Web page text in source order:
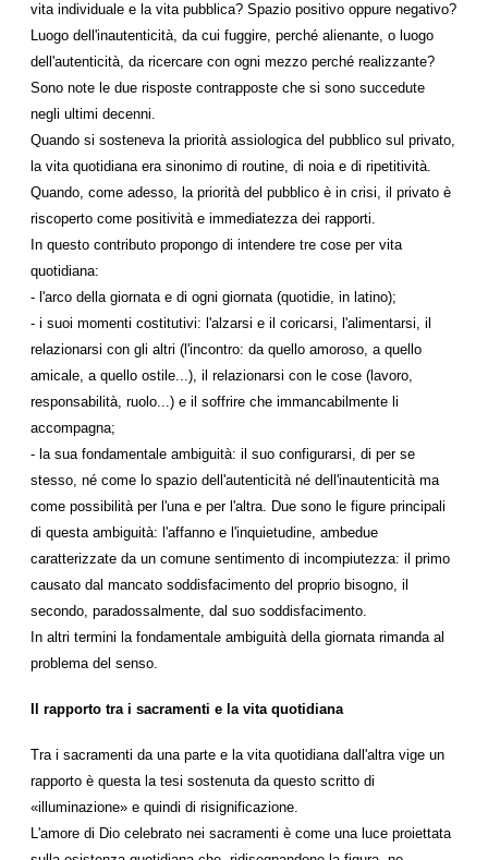
vita individuale e la vita pubblica? Spazio positivo oppure negativo?
Luogo dell'inautenticità, da cui fuggire, perché alienante, o luogo
dell'autenticità, da ricercare con ogni mezzo perché realizzante?
Sono note le due risposte contrapposte che si sono succedute
negli ultimi decenni.
Quando si sosteneva la priorità assiologica del pubblico sul privato,
la vita quotidiana era sinonimo di routine, di noia e di ripetitività.
Quando, come adesso, la priorità del pubblico è in crisi, il privato è
riscoperto come positività e immediatezza dei rapporti.
In questo contributo propongo di intendere tre cose per vita
quotidiana:
- l'arco della giornata e di ogni giornata (quotidie, in latino);
- i suoi momenti costitutivi: l'alzarsi e il coricarsi, l'alimentarsi, il
relazionarsi con gli altri (l'incontro: da quello amoroso, a quello
amicale, a quello ostile...), il relazionarsi con le cose (lavoro,
responsabilità, ruolo...) e il soffrire che immancabilmente li
accompagna;
- la sua fondamentale ambiguità: il suo configurarsi, di per se
stesso, né come lo spazio dell'autenticità né dell'inautenticità ma
come possibilità per l'una e per l'altra. Due sono le figure principali
di questa ambiguità: l'affanno e l'inquietudine, ambedue
caratterizzate da un comune sentimento di incompiutezza: il primo
causato dal mancato soddisfacimento del proprio bisogno, il
secondo, paradossalmente, dal suo soddisfacimento.
In altri termini la fondamentale ambiguità della giornata rimanda al
problema del senso.
Il rapporto tra i sacramenti e la vita quotidiana
Tra i sacramenti da una parte e la vita quotidiana dall'altra vige un
rapporto è questa la tesi sostenuta da questo scritto di
«illuminazione» e quindi di risignificazione.
L'amore di Dio celebrato nei sacramenti è come una luce proiettata